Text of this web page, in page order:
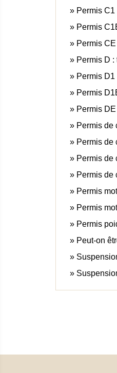
Permis
Permis
Permis
Permis D
Permis
Permis
Permis
Permis de
Permis de
Permis de
Permis de
Permis
Permis
Permis
Peut-on